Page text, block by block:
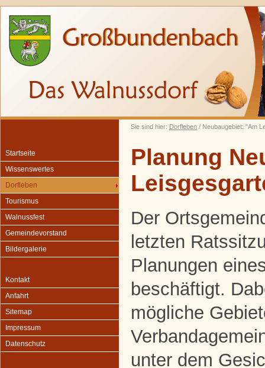
Sie sind hier: Dorfleben / Neubaugebiet: "Am
Startseite
Wissenswertes
Dorfleben
Tourismus
Walnussfest
Gemeindevorstand
Bildergalerie
Kontakt
Anfahrt
Sitemap
Impressum
Datenschutz
Planung
Der
letzten
Planungen
beschäftigt.
mögliche
unter dem